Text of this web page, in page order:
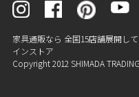
家具通販なら 全国15店舗展開し
インストア
Copyright 2012 SHIMADA